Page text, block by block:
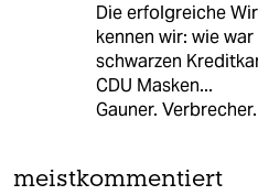
Die erfolgreiche
kennen wir: wie
schwarzen
CDU Masken...
Gauner. Verbrecher.
meistkommentiert